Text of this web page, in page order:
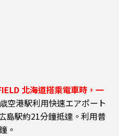
北海道搭乘電車時，一
空港駅利用快速エアポート
島駅約21分鐘抵達。利用普
。